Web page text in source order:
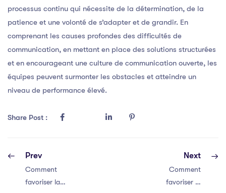
processus continu qui nécessite de la détermination, de la
patience et une volonté de s’adapter et de grandir. En
comprenant les causes profondes des difficultés de
communication, en mettant en place des solutions structurées
et en encourageant une culture de communication ouverte, les
équipes peuvent surmonter les obstacles et atteindre un
niveau de performance élevé.
Share Post :
Prev
Comment
favoriser la
Next
Comment
favoriser la